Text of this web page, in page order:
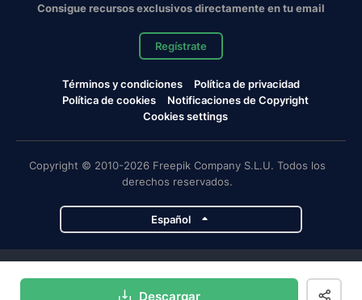
Descargar
Consigue recursos exclusivos directamente en tu email
Regístrate
Términos y condiciones
Política de privacidad
Política de cookies
Notificaciones de Copyright
Cookies settings
Copyright © 2010-2026 Freepik Company S.L.U. Todos los
derechos reservados.
Español